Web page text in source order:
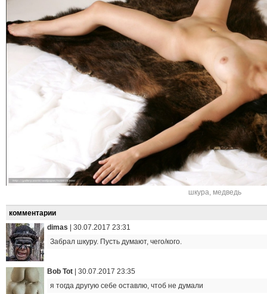
шкура, медведь
комментарии
dimas
30.07.2017 23:31
Забрал шкуру. Пусть думают, чего/кого.
Bob Tot
30.07.2017 23:35
я тогда другую себе оставлю, чтоб не думали